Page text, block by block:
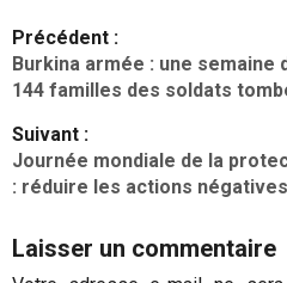
N
a
v
i
g
a
t
i
Précédent :
Burkina armée : une
144 familles des soldats
Suivant :
Journée mondiale de la
: réduire les actions
Laisser un commentaire